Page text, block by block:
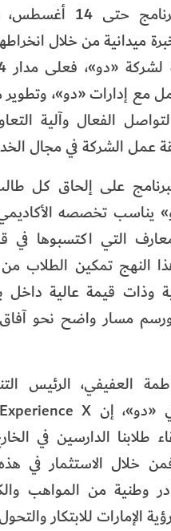
ويمتد البرنامج
ميدانية من خلال
مع إدارات «دو»، وتطوير
الفعال وآلية
عمل الشركة في مجال
على إلحاق كل
يناسب تخصصه
التي اكتسبوها في
النهج تمكين الطلاب
وذات قيمة عالية داخل
ورسم مسار واضح نحو
العفيفي، الرئيس
طلابنا الدارسين في
خلال الاستثمار في
وطنية من المواهب
الإمارات للابتكار